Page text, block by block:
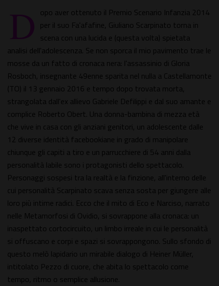
D opo aver ottenuto il Premio Scenario Infanzia 2014
per il suo Fa'afafine, Giuliano Scarpinato torna in
scena con una lucida e (questa volta) spietata
analisi dell'adolescenza. Se non sporca il mio pavimento trae le
mosse da un fatto di cronaca nera: l'assassinio di Gloria
Rosboch, insegnante 49enne sparita nel nulla a Castellamonte
(TO) il 13 gennaio 2016 e tempo dopo trovata morta,
strangolata dall'ex allievo Gabriele Defilippi e dal suo amante e
complice Roberto Obert. Una donna-bambina di mezza età
che vive in casa con gli anziani genitori, un adolescente dalle
12 diverse identità facebookiane in grado di manipolare
chiunque gli capiti a tiro e un parrucchiere di 54 anni dalla
personalità labile sono i protagonisti dello spettacolo.
Personaggi sospesi tra la realtà e la finzione, all'interno delle
cui personalità Scarpinato scava senza sosta per giungere alle
loro più intime radici. Ecco che il mito di Eco e Narciso, narrato
nelle Metamorfosi di Ovidio, si sovrappone alla cronaca: un
inaspettato cortocircuito, un limbo irreale in cui le personalità
si offuscano e corpi e spazi si sovrappongono. Sullo sfondo di
questo melò lapidario un mirabile dialogo di Heiner Müller,
intitolato Pezzo di cuore, che abita lo spettacolo come
tempo, ritmo o semplice allusione.